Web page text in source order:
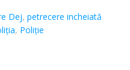
Dej,petrecere incheiată
, Poliție